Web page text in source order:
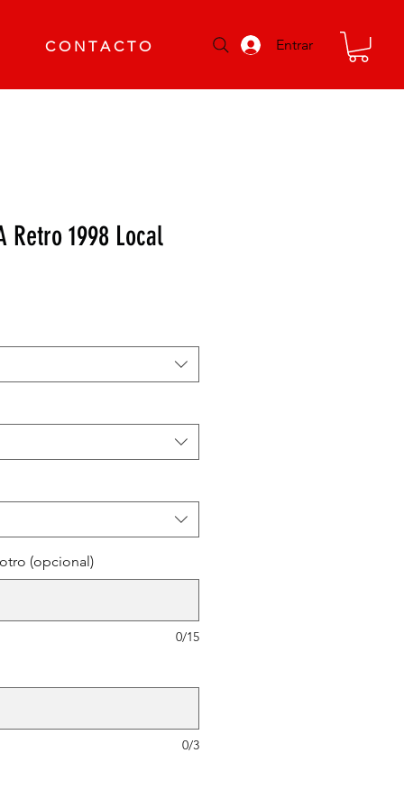
Entrar
C O N T A C T O
Retro 1998 Local
(opcional)
0/15
0/3